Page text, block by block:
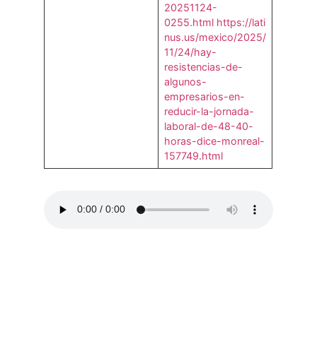
20251124-
0255.html https://lati
nus.us/mexico/2025/
11/24/hay-
resistencias-de-
algunos-
empresarios-en-
reducir-la-jornada-
laboral-de-48-40-
horas-dice-monreal-
157749.html